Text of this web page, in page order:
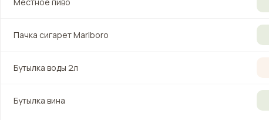
Пачка сигарет Marlboro
Бутылка воды 2л
Бутылка вина